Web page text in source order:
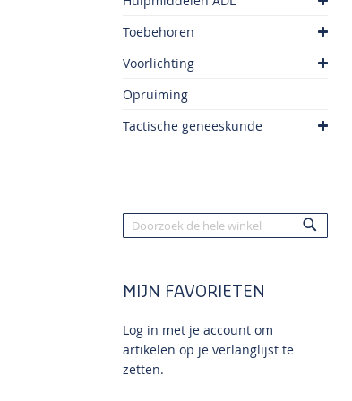
Toebehoren
Voorlichting
Opruiming
Tactische geneeskunde
Zoek
MIJN FAVORIETEN
Log in met je account om
artikelen op je verlanglijst te
zetten.